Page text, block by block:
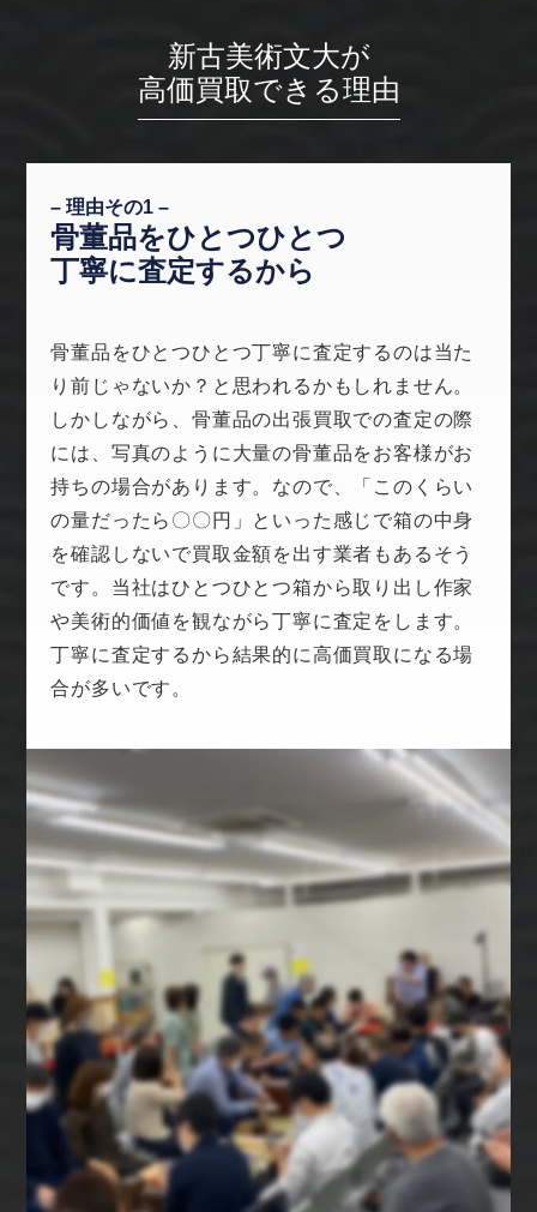
新古美術文大が
高価買取できる理由
– 理由その1 –
骨董品をひとつひとつ
丁寧に査定するから
骨董品をひとつひとつ丁寧に査定するのは当た
り前じゃないか？と思われるかもしれません。
しかしながら、骨董品の出張買取での査定の際
には、写真のように大量の骨董品をお客様がお
持ちの場合があります。なので、「このくらい
の量だったら〇〇円」といった感じで箱の中身
を確認しないで買取金額を出す業者もあるそう
です。当社はひとつひとつ箱から取り出し作家
や美術的価値を観ながら丁寧に査定をします。
丁寧に査定するから結果的に高価買取になる場
合が多いです。